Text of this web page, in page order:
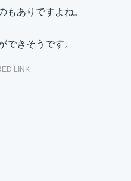
もありですよね。
できそうです。
LINK